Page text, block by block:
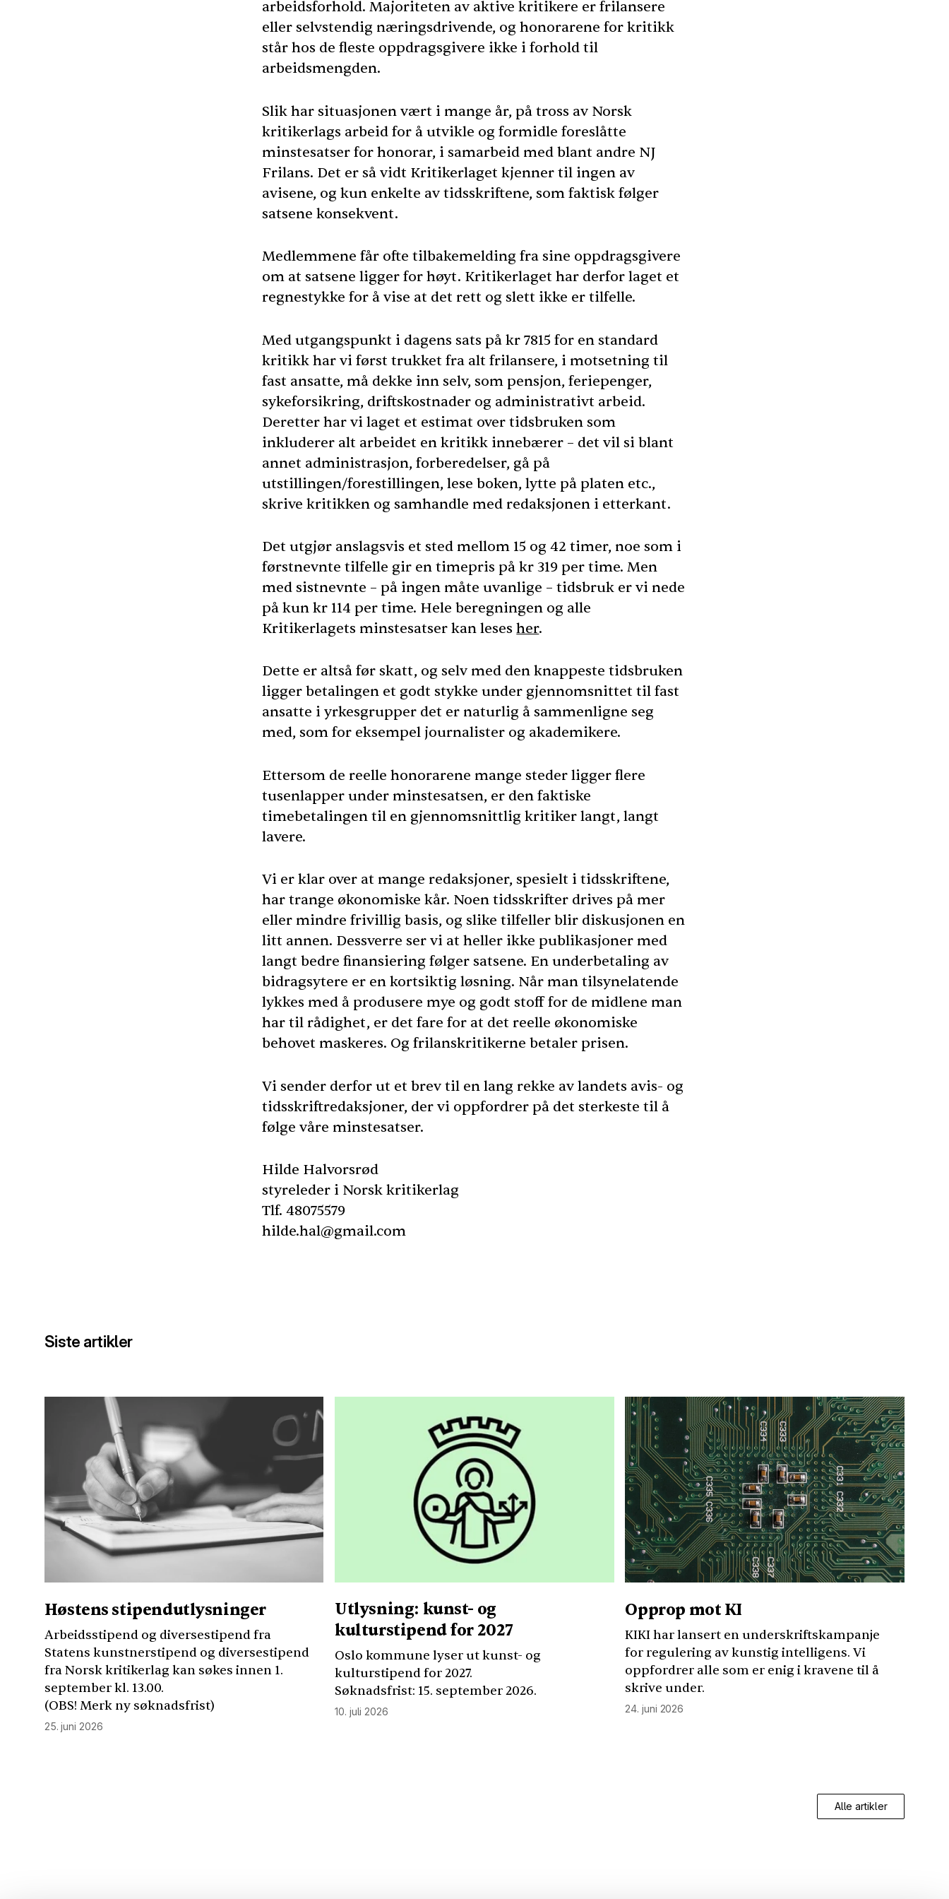
arbeidsforhold. Majoriteten av aktive kritikere er frilansere
eller selvstendig næringsdrivende, og honorarene for kritikk
står hos de fleste oppdragsgivere ikke i forhold til
arbeidsmengden.
Slik har situasjonen vært i mange år, på tross av Norsk
kritikerlags arbeid for å utvikle og formidle foreslåtte
minstesatser for honorar, i samarbeid med blant andre NJ
Frilans. Det er så vidt Kritikerlaget kjenner til ingen av
avisene, og kun enkelte av tidsskriftene, som faktisk følger
satsene konsekvent.
Medlemmene får ofte tilbakemelding fra sine oppdragsgivere
om at satsene ligger for høyt. Kritikerlaget har derfor laget et
regnestykke for å vise at det rett og slett ikke er tilfelle.
Med utgangspunkt i dagens sats på kr 7815 for en standard
kritikk har vi først trukket fra alt frilansere, i motsetning til
fast ansatte, må dekke inn selv, som pensjon, feriepenger,
sykeforsikring, driftskostnader og administrativt arbeid.
Deretter har vi laget et estimat over tidsbruken som
inkluderer alt arbeidet en kritikk innebærer – det vil si blant
annet administrasjon, forberedelser, gå på
utstillingen/forestillingen, lese boken, lytte på platen etc.,
skrive kritikken og samhandle med redaksjonen i etterkant.
Det utgjør anslagsvis et sted mellom 15 og 42 timer, noe som i
førstnevnte tilfelle gir en timepris på kr 319 per time. Men
med sistnevnte – på ingen måte uvanlige – tidsbruk er vi nede
på kun kr 114 per time. Hele beregningen og alle
Kritikerlagets minstesatser kan lesesher.
Dette er altså før skatt, og selv med den knappeste tidsbruken
ligger betalingen et godt stykke under gjennomsnittet til fast
ansatte i yrkesgrupper det er naturlig å sammenligne seg
med, som for eksempel journalister og akademikere.
Ettersom de reelle honorarene mange steder ligger flere
tusenlapper under minstesatsen, er den faktiske
timebetalingen til en gjennomsnittlig kritiker langt, langt
lavere.
Vi er klar over at mange redaksjoner, spesielt i tidsskriftene,
har trange økonomiske kår. Noen tidsskrifter drives på mer
eller mindre frivillig basis, og slike tilfeller blir diskusjonen en
litt annen. Dessverre ser vi at heller ikke publikasjoner med
langt bedre finansiering følger satsene. En underbetaling av
bidragsytere er en kortsiktig løsning. Når man tilsynelatende
lykkes med å produsere mye og godt stoff for de midlene man
har til rådighet, er det fare for at det reelle økonomiske
behovet maskeres. Og frilanskritikerne betaler prisen.
Vi sender derfor ut et brev til en lang rekke av landets avis- og
tidsskriftredaksjoner, der vi oppfordrer på det sterkeste til å
følge våre minstesatser.
Hilde Halvorsrød
styreleder i Norsk kritikerlag
Tlf. 48075579
hilde.hal@gmail.com
Siste artikler
Høstens stipendutlysninger
Arbeidsstipend og diversestipend fra
Statens kunstnerstipend og diversestipend
fra Norsk kritikerlag kan søkes innen 1.
september kl. 13.00.
(OBS! Merk ny søknadsfrist)
25. juni 2026
Utlysning: kunst- og
kulturstipend for 2027
Oslo kommune lyser ut kunst- og
kulturstipend for 2027.
Søknadsfrist: 15. september 2026.
10. juli 2026
Opprop mot KI
KIKIhar lansert en underskriftskampanje
for regulering av kunstig intelligens. Vi
oppfordrer alle som er enig i kravene til å
skrive under.
24. juni 2026
Alle artikler